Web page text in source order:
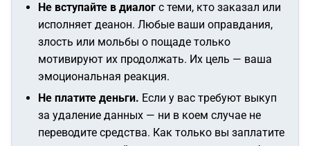
Не вступайте в диалог с теми, кто заказал или
исполняет деанон. Любые ваши оправдания,
злость или мольбы о пощаде только
мотивируют их продолжать. Их цель — ваша
эмоциональная реакция.
Не платите деньги. Если у вас требуют выкуп
за удаление данных — ни в коем случае не
переводите средства. Как только вы заплатите